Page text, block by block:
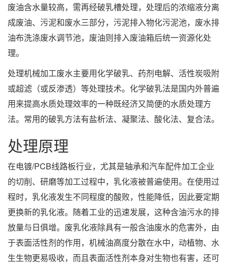
废油含水量较高，需再经破乳槽处理，处理后的浓缩液分离
成废油、污泥和废水三部分，污泥排入物化污泥池，废水排
油布洗涤废水调节池，废油则排入废油箱后统一资源化处
理。
处理机械加工废水主要用化学破乳、药剂电解、活性炭吸附
或超滤（或反渗透）等处理技术。化学破乳法是国内外普遍
用来提高水质处理效率的一种既经济又简便的水质处理方
法。常用的破乳方法有盐析法、凝聚法、酸化法、复合法。
处理原理
在电镀/PCB线路板行业，尤其是轴承和汽车配件加工企业
的切削、研磨等加工过程中，乳化液被普遍使用。在使用过
程时，乳化液发生不同程度的酸败，性能降低，因此要定期
更换新的乳化液。随着工业的迅速发展，这种含油污水的排
放量与日俱增。废乳化液除具有一般含油废水的危害外，由
于表面活性剂的作用，机械油高度分散在水中，动植物、水
生生物更易吸收，而且表面活性剂本身对生物也有害，还可